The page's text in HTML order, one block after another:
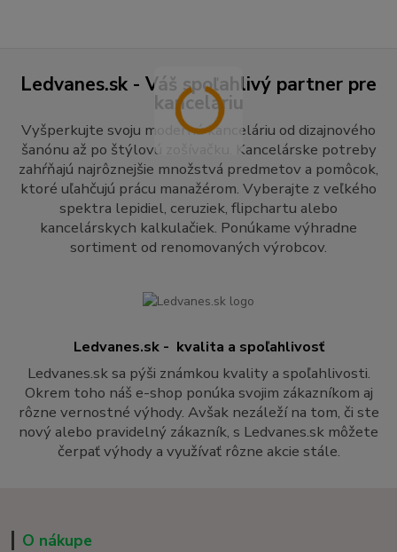
Ledvanes.sk - Váš spoľahlivý partner pre
kanceláriu
Vyšperkujte svoju modernú kanceláriu od dizajnového
šanónu až po štýlovú zošívačku. Kancelárske potreby
zahŕňajú najrôznejšie množstvá predmetov a pomôcok,
ktoré uľahčujú prácu manažérom. Vyberajte z veľkého
spektra lepidiel, ceruziek, flipchartu alebo
kancelárskych kalkulačiek. Ponúkame výhradne
sortiment od renomovaných výrobcov.
Ledvanes.sk - kvalita a spoľahlivosť
Ledvanes.sk sa pýši známkou kvality a spoľahlivosti.
Okrem toho náš e-shop ponúka svojim zákazníkom aj
rôzne vernostné výhody. Avšak nezáleží na tom, či ste
nový alebo pravidelný zákazník, s Ledvanes.sk môžete
čerpať výhody a využívať rôzne akcie stále.
O nákupe